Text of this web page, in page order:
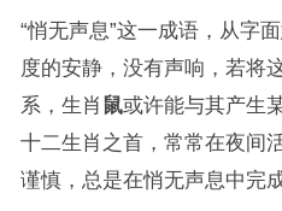
“悄无声息”这一成语，从字
度的安静，没有声响，若将
系，生肖 鼠或许能与其产生
十二生肖之首，常常在夜间
谨慎，总是在悄无声息中完